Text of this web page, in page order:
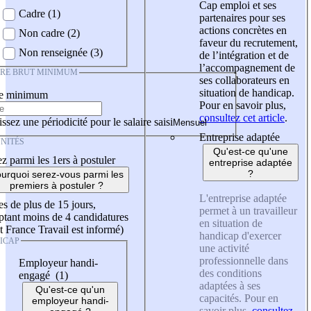
Cadre (1)
Non cadre (2)
Non renseignée (3)
BRUT MINIMUM
minimum
une périodicité pour le salaire saisi
parmi les 1ers à postuler
serez-vous parmi les
premiers à postuler ?
de plus de 15 jours,
moins de 4 candidatures
France Travail est informé)
Employeur handi-
engagé (1)
Qu'est-ce qu'un
employeur handi-
Cap emploi et ses
partenaires pour ses
actions concrètes en
faveur du recrutement,
de l’intégration et de
l’accompagnement de
ses collaborateurs en
situation de handicap.
Pour en savoir plus,
consultez cet article.
Entreprise adaptée
Qu'est-ce qu'une
entreprise adaptée
?
L'entreprise adaptée
permet à un travailleur
en situation de
handicap d'exercer
une activité
professionnelle dans
des conditions
adaptées à ses
capacités. Pour en